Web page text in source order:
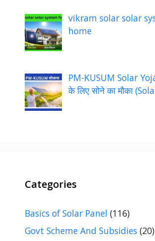
vikram solar solar
home
PM-KUSUM Solar
के लिए सोने का मौका
Categories
Basics of Solar Panel (116)
Govt Scheme And Subsidies (20)